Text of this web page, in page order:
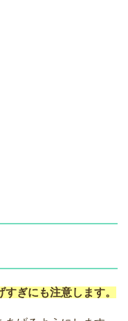
ぎにも注意します。